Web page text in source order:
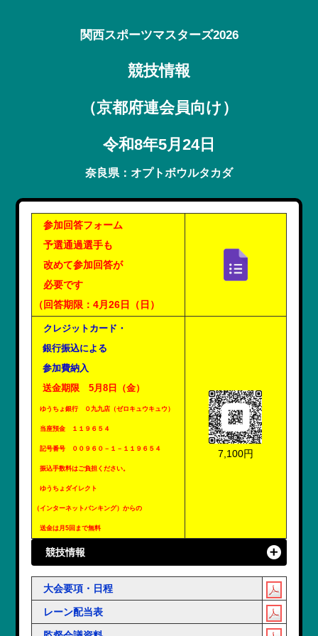
関西スポーツマスターズ2026
競技情報
（京都府連会員向け）
令和8年5月24日
奈良県：オプトボウルタカダ
参加回答フォーム
予選通過選手も
改めて参加回答が
必要です
（回答期限：4月26日（日）
クレジットカード・
銀行振込による
参加費納入
送金期限 5月8日（金）
ゆうちょ銀行 ０九九店（ゼロキュウキュウ）
当座預金 １１９６５４
記号番号 ００９６０－１－１１９６５４
振込手数料はご負担ください。
ゆうちょダイレクト
（インターネットバンキング）からの
送金は月5回まで無料
7,100円
競技情報
大会要項・日程
レーン配当表